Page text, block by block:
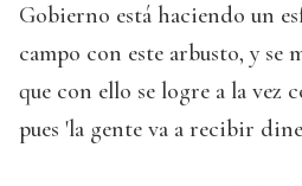
Gobierno está haciendo un
campo con este arbusto, y se
que con ello se logre a la vez
pues 'la gente va a recibir